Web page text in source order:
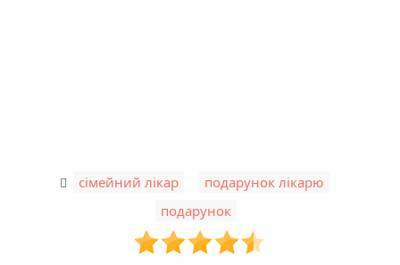
сімейний лікар подарунок лікарю
подарунок